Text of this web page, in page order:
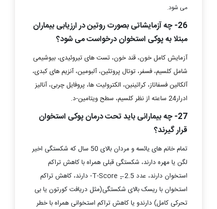
می شود.
26- چه آزمایشاتی بصورت روتین در ارزیابی بیماران
مبتلا به پوکی استخوان درخواست می شود؟
آزمایش کامل خون، قند خون، تست های تیروئیدی، بیوشیمی
شامل کلسیم، فسفر، توتال پروتئین، آلبومین، آنزیم های کبدی،
آلکالین فسفاتاز، کراتینین، الکترولیت ها، پروفایل چربی، آنالیز
ادرار24 ساعته از نظر کلسیم، سطح ویتامین-د.
27- چه بیمارانی باید تحت درمان پوکی استخوان
قرار گیرند؟
تمام خانم های یائسه و مردان بالای 50 سال که شکستگی اخیر
لگن یا مهره دارند، شکستگی قبلی همراه با کاهش تراکم
استخوان دارند، عدد T-Score ⡤2.5- دارند، کاهش تراکم
استخوان با ریسک بالای شکستگی(مثل دریافت کورتون یا بی
تحرکی کامل) دارندو یا کاهش تراکم استخوانی همراه با خطر